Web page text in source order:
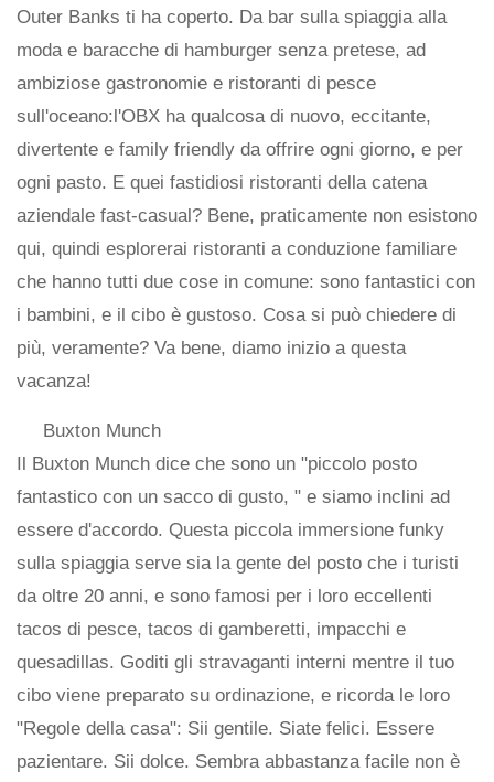
Outer Banks ti ha coperto. Da bar sulla spiaggia alla
moda e baracche di hamburger senza pretese, ad
ambiziose gastronomie e ristoranti di pesce
sull'oceano:l'OBX ha qualcosa di nuovo, eccitante,
divertente e family friendly da offrire ogni giorno, e per
ogni pasto. E quei fastidiosi ristoranti della catena
aziendale fast-casual? Bene, praticamente non esistono
qui, quindi esplorerai ristoranti a conduzione familiare
che hanno tutti due cose in comune: sono fantastici con
i bambini, e il cibo è gustoso. Cosa si può chiedere di
più, veramente? Va bene, diamo inizio a questa
vacanza!
Buxton Munch
Il Buxton Munch dice che sono un "piccolo posto
fantastico con un sacco di gusto, " e siamo inclini ad
essere d'accordo. Questa piccola immersione funky
sulla spiaggia serve sia la gente del posto che i turisti
da oltre 20 anni, e sono famosi per i loro eccellenti
tacos di pesce, tacos di gamberetti, impacchi e
quesadillas. Goditi gli stravaganti interni mentre il tuo
cibo viene preparato su ordinazione, e ricorda le loro
"Regole della casa": Sii gentile. Siate felici. Essere
pazientare. Sii dolce. Sembra abbastanza facile non è